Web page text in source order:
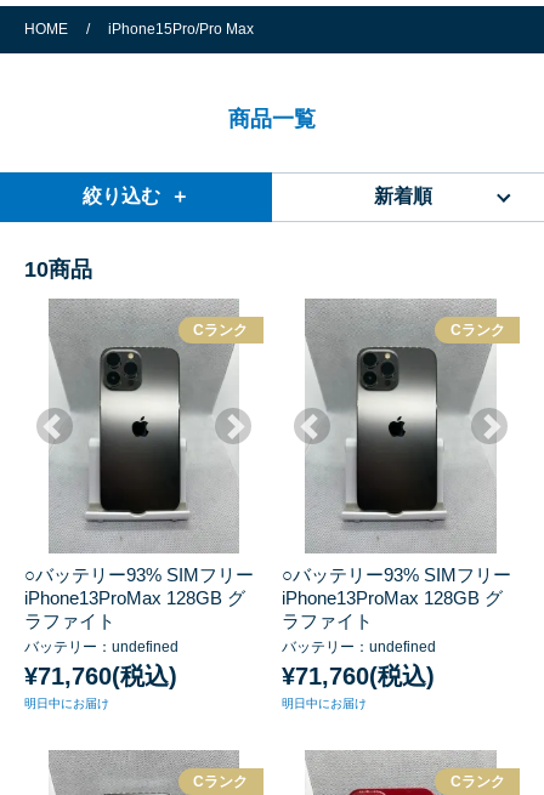
HOME / iPhone15Pro/Pro Max
商品一覧
絞り込む ＋ 新着順
10商品
Cランク
○バッテリー93% SIMフリー
iPhone13ProMax 128GB グ
ラファイト
バッテリー：undefined
¥71,760(税込)
明日中にお届け
Cランク
○バッテリー93% SIMフリー
iPhone13ProMax 128GB グ
ラファイト
バッテリー：undefined
¥71,760(税込)
明日中にお届け
Cランク Cランク